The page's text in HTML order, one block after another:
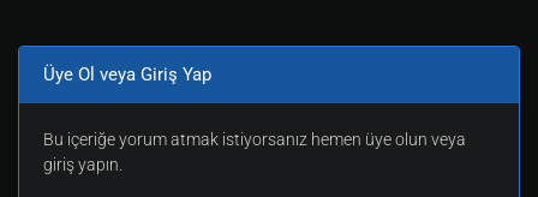
Üye Ol veya Giriş Yap
Bu içeriğe yorum atmak istiyorsanız hemen üye olun veya
giriş yapın.